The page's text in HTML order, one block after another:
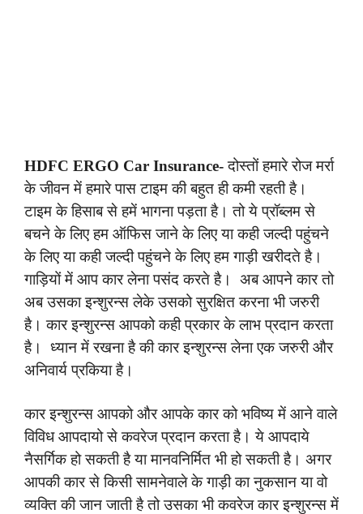
HDFC ERGO Car Insurance-दोस्तों हमारे रोज मर्रा
के जीवन में हमारे पास टाइम की बहुत ही कमी रहती है।
टाइम के हिसाब से हमें भागना पड़ता है। तो ये प्रॉब्लम से
बचने के लिए हम ऑफिस जाने के लिए या कही जल्दी पहुंचने
के लिए या कही जल्दी पहुंचने के लिए हम गाड़ी खरीदते है।
गाड़ियों में आप कार लेना पसंद करते है। अब आपने कार तो
अब उसका इन्शुरन्स लेके उसको सुरक्षित करना भी जरुरी
है। कार इन्शुरन्स आपको कही प्रकार के लाभ प्रदान करता
है। ध्यान में रखना है की कार इन्शुरन्स लेना एक जरुरी और
अनिवार्य प्रकिया है।
कार इन्शुरन्स आपको और आपके कार को भविष्य में आने वाले
विविध आपदायो से कवरेज प्रदान करता है। ये आपदाये
नैसर्गिक हो सकती है या मानवनिर्मित भी हो सकती है। अगर
आपकी कार से किसी सामनेवाले के गाड़ी का नुकसान या वो
व्यक्ति की जान जाती है तो उसका भी कवरेज कार इन्शुरन्स में